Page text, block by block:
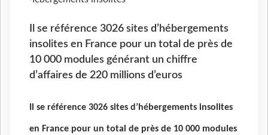
Il se référence 3026 sites d’hébergements
insolites en France pour un total de près de
10 000 modules générant un chiffre
d’affaires de 220 millions d’euros
Il se référence 3026 sites d’hébergements insolites
en France pour un total de près de 10 000 modules